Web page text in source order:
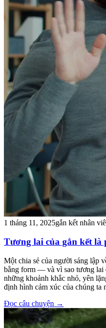
1 tháng 11, 2025gắn kết nhân
Tương lai của gắn kết là
Một chia sẻ của người sáng lập
bằng form — và vì sao tương lai
những khoảnh khắc nhỏ, yên
định hình cảm xúc của chúng ta
Đọc câu chuyện →